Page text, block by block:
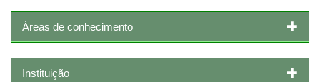
Áreas de conhecimento
Instituição